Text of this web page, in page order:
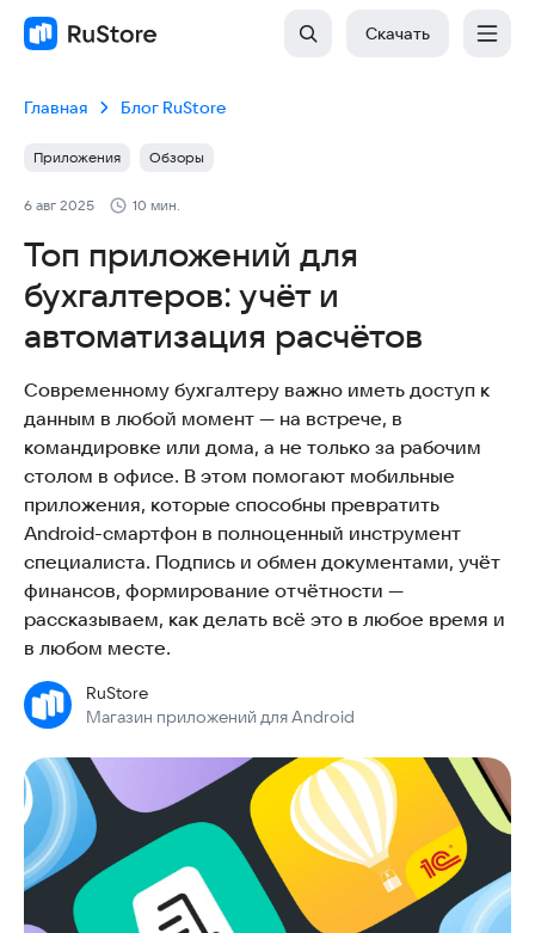
Скачать
Главная Блог RuStore
Приложения Обзоры
6 авг 2025 10 мин.
Топ приложений для
бухгалтеров: учёт и
автоматизация расчётов
Современному бухгалтеру важно иметь доступ к
данным в любой момент — на встрече, в
командировке или дома, а не только за рабочим
столом в офисе. В этом помогают мобильные
приложения, которые способны превратить
Android-смартфон в полноценный инструмент
специалиста. Подпись и обмен документами, учёт
финансов, формирование отчётности —
рассказываем, как делать всё это в любое время и
в любом месте.
RuStore
Магазин приложений для Android